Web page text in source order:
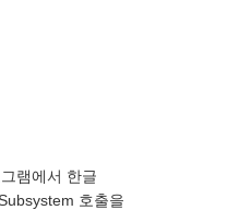
램에서 한글
호출을